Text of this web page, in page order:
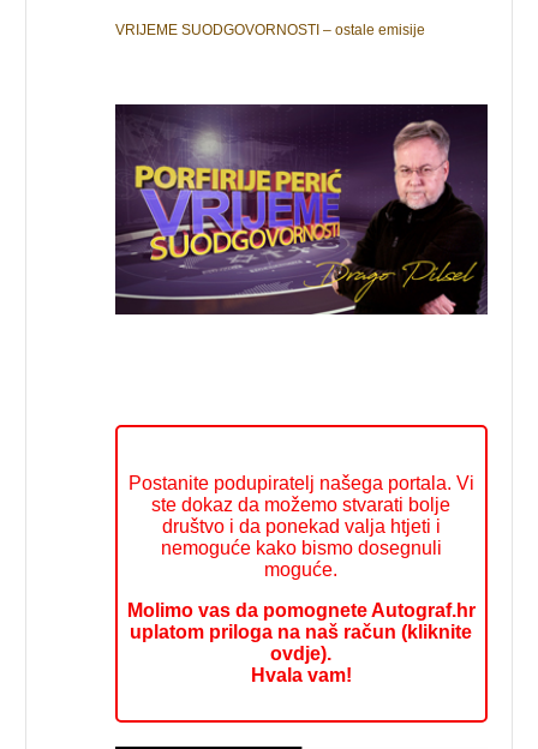
VRIJEME SUODGOVORNOSTI – ostale emisije
Postanite podupiratelj našega portala. Vi
ste dokaz da možemo stvarati bolje
društvo i da ponekad valja htjeti i
nemoguće kako bismo dosegnuli
moguće.
Molimo vas da pomognete Autograf.hr
uplatom priloga na naš račun (kliknite
ovdje).
Hvala vam!